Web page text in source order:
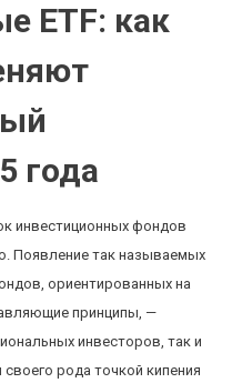
ETF: как
года
инвестиционных фондов
Появление так называемых
ориентированных на
принципы, —
инвесторов, так и
рода точкой кипения